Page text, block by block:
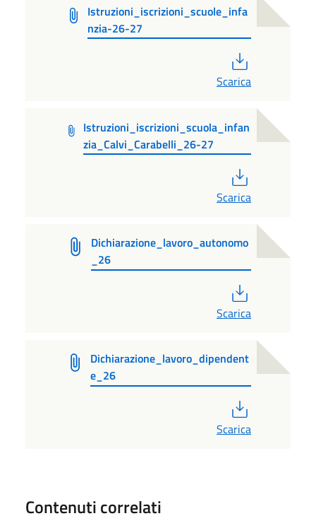
Istruzioni_iscrizioni_scuole_infa
nzia-26-27
Scarica
Istruzioni_iscrizioni_scuola_infan
zia_Calvi_Carabelli_26-27
Scarica
Dichiarazione_lavoro_autonomo
_26
Scarica
Dichiarazione_lavoro_dipendent
e_26
Scarica
Contenuti correlati